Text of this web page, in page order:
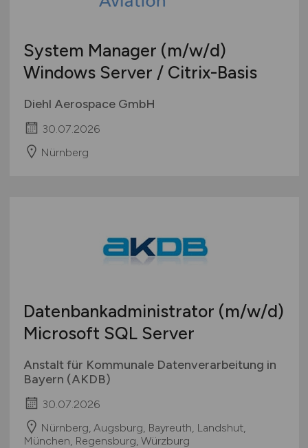
System Manager (m/w/d)
Windows Server / Citrix-Basis
Diehl Aerospace GmbH
30.07.2026
Nürnberg
Datenbankadministrator (m/w/d)
Microsoft SQL Server
Anstalt für Kommunale Datenverarbeitung in
Bayern (AKDB)
30.07.2026
Nürnberg, Augsburg, Bayreuth, Landshut,
München, Regensburg, Würzburg